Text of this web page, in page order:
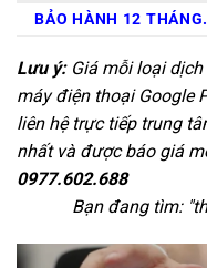
BẢO HÀNH 12
Lưu ý:Giá mỗi loại dịch
máy điện thoại Google
liên hệ trực tiếp trung
nhất và được báo giá
0977.602.688
Bạn đang tìm: "